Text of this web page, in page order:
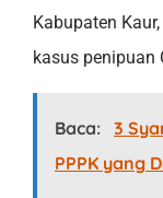
Kabupaten
kasus penipuan
Baca: 3
PPPK yang